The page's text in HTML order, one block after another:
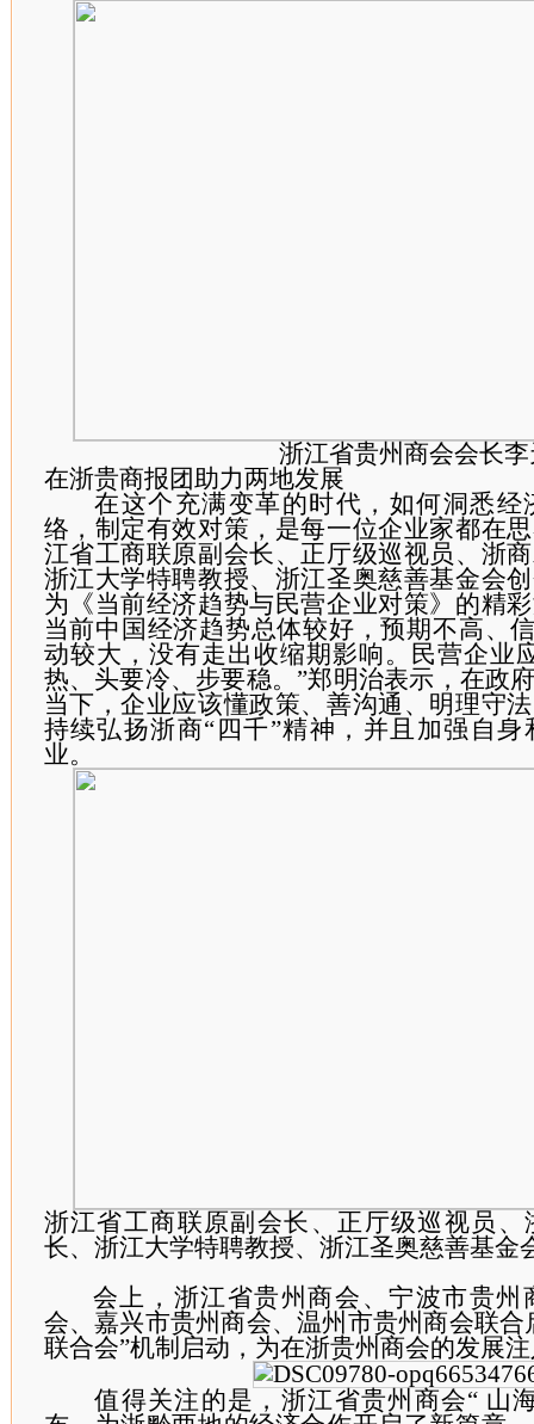
浙江省贵州商会会长
在浙贵商报团助力两地发展
在这个充满变革的时代，如何洞悉经
络，制定有效对策，是每一位企业家都在
江省工商联原副会长、正厅级巡视员、浙
浙江大学特聘教授、浙江圣奥慈善基金会
为《当前经济趋势与民营企业对策》的精
当前中国经济趋势总体较好，预期不高、
动较大，没有走出收缩期影响。民营企业
热、头要冷、步要稳。”郑明治表示，在政
当下，企业应该懂政策、善沟通、明理守
持续弘扬浙商“ 四千”精神，并且加强自身
业。
浙江省工商联原副会长、正厅级巡视员、
长、浙江大学特聘教授、浙江圣奥慈善基金
会上，浙江省贵州商会、宁波市贵州
会、嘉兴市贵州商会、温州市贵州商会联合
联合会”机制启动，为在浙贵州商会的发展
值得关注的是，浙江省贵州商会“ 山